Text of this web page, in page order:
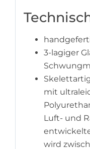
3-lagiger
mit
Luft- und
wird